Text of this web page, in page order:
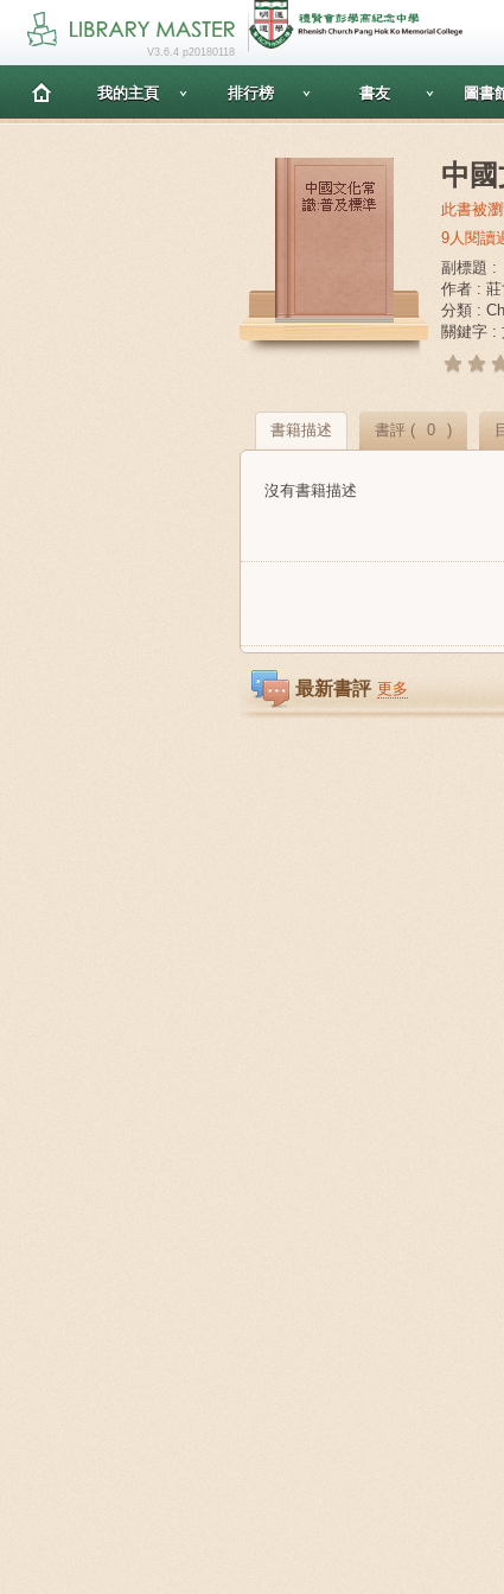
V3.6.4 p20180118
我的主頁 排行榜 書友 圖書
中
此書被
9人閱讀
副標題 :
作者 :
分類 :
關鍵字 :
書籍描述 書評 ( 0 )
沒有書籍描述
最新書評 更多